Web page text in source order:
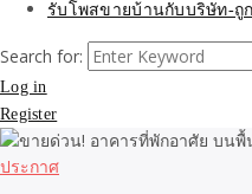
รับโพสขายบ้านกับบริษัท-ถู
Search for:
Log in
Register
ประกาศ